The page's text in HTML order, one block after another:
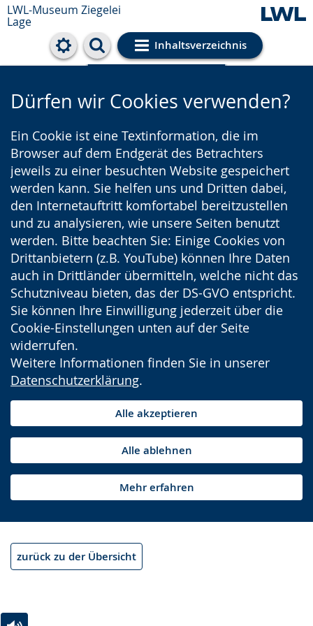
LWL-Museum Ziegelei
Lage
Inhaltsverzeichnis
Cookie-Einstellungen
Dürfen wir Cookies verwenden?
Ein Cookie ist eine Textinformation, die im
Browser auf dem Endgerät des Betrachters
jeweils zu einer besuchten Website gespeichert
werden kann. Sie helfen uns und Dritten dabei,
den Internetauftritt komfortabel bereitzustellen
und zu analysieren, wie unsere Seiten benutzt
werden. Bitte beachten Sie: Einige Cookies von
Drittanbietern (z.B. YouTube) können Ihre Daten
auch in Drittländer übermitteln, welche nicht das
Schutzniveau bieten, das der DS-GVO entspricht.
Sie können Ihre Einwilligung jederzeit über die
Cookie-Einstellungen unten auf der Seite
widerrufen.
Weitere Informationen finden Sie in unserer
Datenschutzerklärung.
Alle akzeptieren
Alle ablehnen
Mehr erfahren
zurück zu der Übersicht